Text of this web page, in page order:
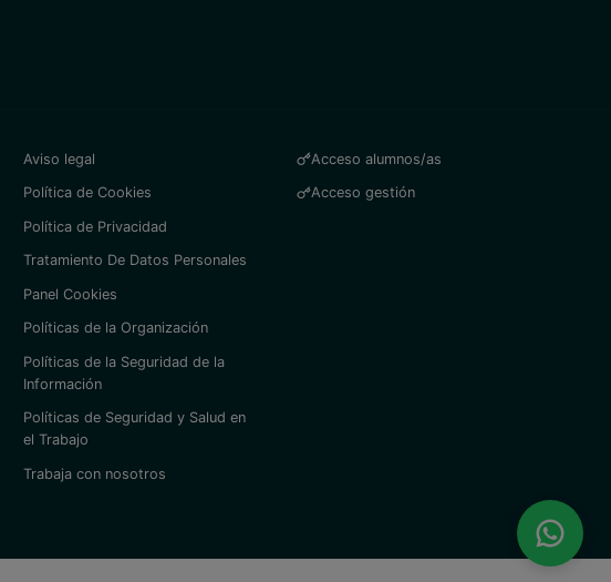
Aviso legal
Política de Cookies
Política de Privacidad
Tratamiento De Datos Personales
Panel Cookies
Políticas de la Organización
Políticas de la Seguridad de la
Información
Políticas de Seguridad y Salud en
el Trabajo
Trabaja con nosotros
Acceso alumnos/as
Acceso gestión